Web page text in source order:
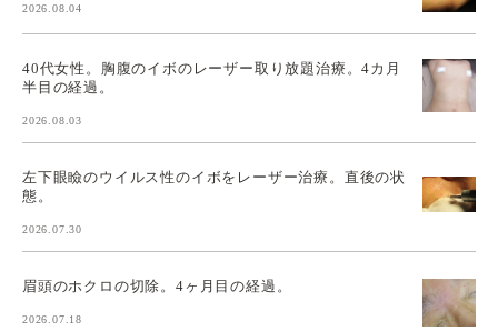
2026.08.04
40代女性。胸腹のイボのレーザー取り放題治療。4カ月
半目の経過。
2026.08.03
左下眼瞼のウイルス性のイボをレーザー治療。直後の状
態。
2026.07.30
眉頭のホクロの切除。4ヶ月目の経過。
2026.07.18